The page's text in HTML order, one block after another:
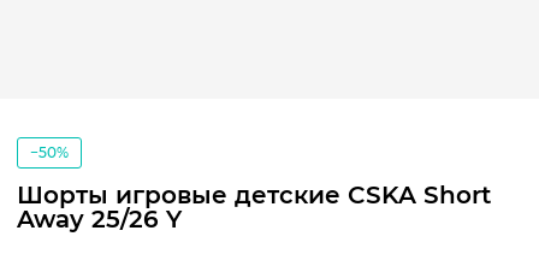
−50%
Шорты игровые детские CSKA Short
Away 25/26 Y